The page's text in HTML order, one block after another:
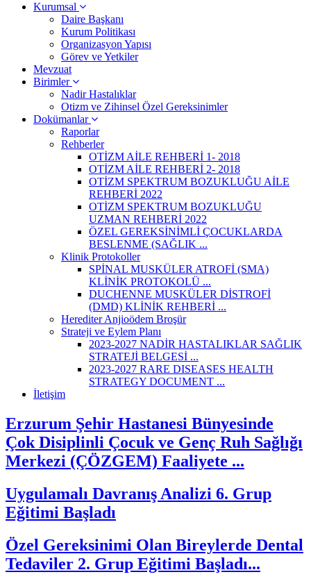
Kurumsal
Daire Başkanı
Kurum Politikası
Organizasyon Yapısı
Görev ve Yetkiler
Mevzuat
Birimler
Nadir Hastalıklar
Otizm ve Zihinsel Özel Gereksinimler
Dokümanlar
Raporlar
Rehberler
OTİZM AİLE REHBERİ 1- 2018
OTİZM AİLE REHBERİ 2- 2018
OTİZM SPEKTRUM BOZUKLUĞU AİLE
REHBERİ 2022
OTİZM SPEKTRUM BOZUKLUĞU
UZMAN REHBERİ 2022
ÖZEL GEREKSİNİMLİ ÇOCUKLARDA
BESLENME (SAĞLIK ...
Klinik Protokoller
SPİNAL MUSKÜLER ATROFİ (SMA)
KLİNİK PROTOKOLÜ ...
DUCHENNE MUSKÜLER DİSTROFİ
(DMD) KLİNİK REHBERİ ...
Herediter Anjioödem Broşür
Strateji ve Eylem Planı
2023-2027 NADİR HASTALIKLAR SAĞLIK
STRATEJİ BELGESİ ...
2023-2027 RARE DISEASES HEALTH
STRATEGY DOCUMENT ...
İletişim
Erzurum Şehir Hastanesi Bünyesinde
Çok Disiplinli Çocuk ve Genç Ruh Sağlığı
Merkezi (ÇÖZGEM) Faaliyete ...
Uygulamalı Davranış Analizi 6. Grup
Eğitimi Başladı
Özel Gereksinimi Olan Bireylerde Dental
Tedaviler 2. Grup Eğitimi Başladı...